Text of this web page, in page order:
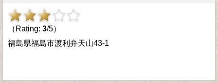
（Rating: 3/5）
福島県福島市渡利弁天山43-1